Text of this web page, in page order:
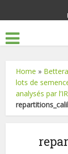
Home »
lots de
analysés par